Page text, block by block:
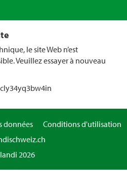
le site Web n’est
Veuillez essayer à nouveau
données
Conditions d'utilisation
2026